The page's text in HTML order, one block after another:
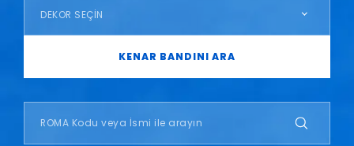
DEKOR SEÇİN
KENAR BANDINI ARA